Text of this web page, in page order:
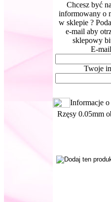
Chcesz być
informowany o
w sklepie ?
e-mail aby
sklepowy
E-
Twoje
Informacje
Rzęsy 0.05mm